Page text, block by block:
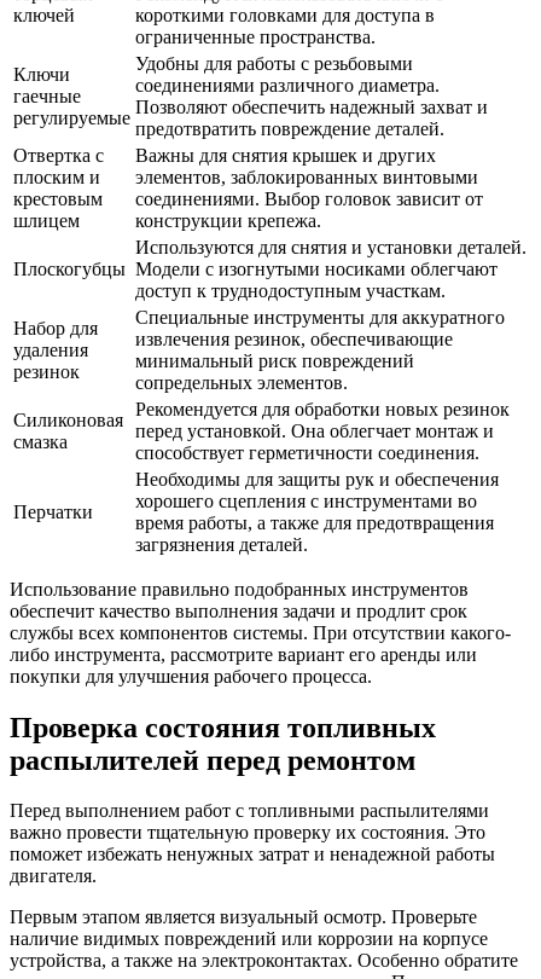
ключей
короткими головками для доступа в
ограниченные пространства.
Ключи
гаечные
регулируемые
Удобны для работы с резьбовыми
соединениями различного диаметра.
Позволяют обеспечить надежный захват и
предотвратить повреждение деталей.
Отвертка с
плоским и
крестовым
шлицем
Важны для снятия крышек и других
элементов, заблокированных винтовыми
соединениями. Выбор головок зависит от
конструкции крепежа.
Плоскогубцы
Используются для снятия и установки деталей.
Модели с изогнутыми носиками облегчают
доступ к труднодоступным участкам.
Набор для
удаления
резинок
Специальные инструменты для аккуратного
извлечения резинок, обеспечивающие
минимальный риск повреждений
сопредельных элементов.
Силиконовая
смазка
Рекомендуется для обработки новых резинок
перед установкой. Она облегчает монтаж и
способствует герметичности соединения.
Перчатки
Необходимы для защиты рук и обеспечения
хорошего сцепления с инструментами во
время работы, а также для предотвращения
загрязнения деталей.
Использование правильно подобранных инструментов
обеспечит качество выполнения задачи и продлит срок
службы всех компонентов системы. При отсутствии какого-
либо инструмента, рассмотрите вариант его аренды или
покупки для улучшения рабочего процесса.
Проверка состояния топливных
распылителей перед ремонтом
Перед выполнением работ с топливными распылителями
важно провести тщательную проверку их состояния. Это
поможет избежать ненужных затрат и ненадежной работы
двигателя.
Первым этапом является визуальный осмотр. Проверьте
наличие видимых повреждений или коррозии на корпусе
устройства, а также на электроконтактах. Особенно обратите